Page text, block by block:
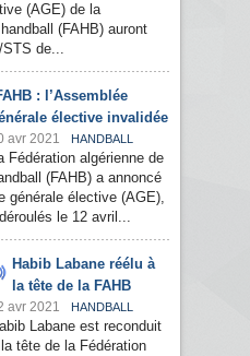
(AGE) de la
(FAHB) auront
STS de...
: l’Assemblée
élective invalidée
avr 2021 HANDBALL
Fédération algérienne de
(FAHB) a annoncé
générale élective (AGE),
le 12 avril...
Habib Labane réélu à
la tête de la FAHB
avr 2021 HANDBALL
Labane est reconduit
tête de la Fédération